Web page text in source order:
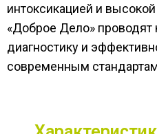
интоксикацией и
«Доброе Дело» проводят
диагностику и
современным